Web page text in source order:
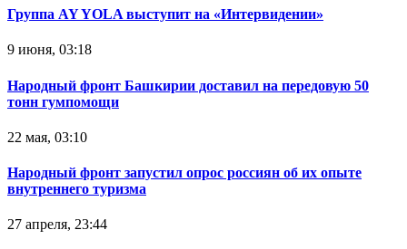
Группа AY YOLA выступит на «Интервидении»
9 июня, 03:18
Народный фронт Башкирии доставил на передовую 50
тонн гумпомощи
22 мая, 03:10
Народный фронт запустил опрос россиян об их опыте
внутреннего туризма
27 апреля, 23:44